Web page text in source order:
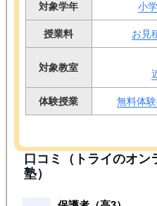
対象学年 小
授業料 お見
対象教室
体験授業 無料体
口コミ（トライのオン
塾）